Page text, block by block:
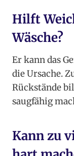
Hilft
Wäsche?
Er kann das
die Ursache.
Rückstände
saugfähig
Kann zu